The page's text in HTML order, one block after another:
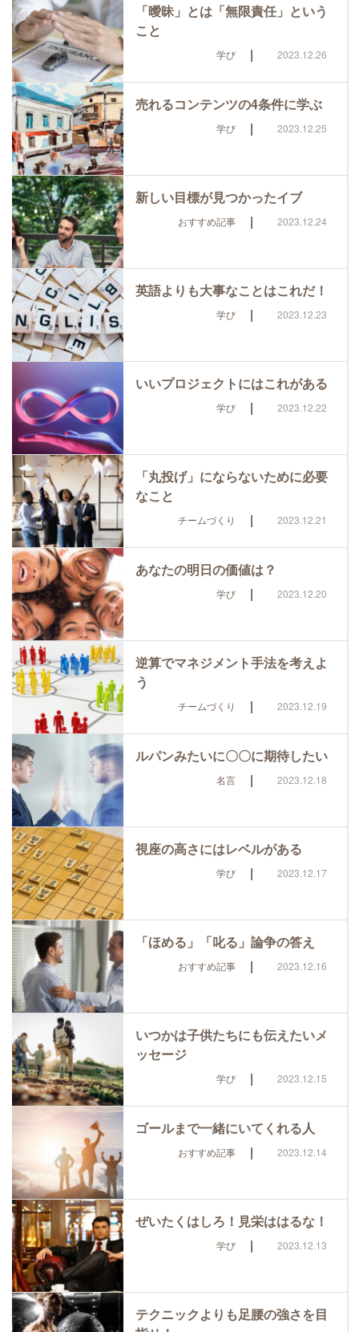
「曖昧」とは「無限責任」という
こと
学び | 2023.12.26
売れるコンテンツの4条件に学ぶ
学び | 2023.12.25
新しい目標が見つかったイブ
おすすめ記事 | 2023.12.24
英語よりも大事なことはこれだ！
学び | 2023.12.23
いいプロジェクトにはこれがある
学び | 2023.12.22
「丸投げ」にならないために必要
なこと
チームづくり | 2023.12.21
あなたの明日の価値は？
学び | 2023.12.20
逆算でマネジメント手法を考えよ
う
チームづくり | 2023.12.19
ルパンみたいに〇〇に期待したい
名言 | 2023.12.18
視座の高さにはレベルがある
学び | 2023.12.17
「ほめる」「叱る」論争の答え
おすすめ記事 | 2023.12.16
いつかは子供たちにも伝えたいメ
ッセージ
学び | 2023.12.15
ゴールまで一緒にいてくれる人
おすすめ記事 | 2023.12.14
ぜいたくはしろ！見栄ははるな！
学び | 2023.12.13
テクニックよりも足腰の強さを目